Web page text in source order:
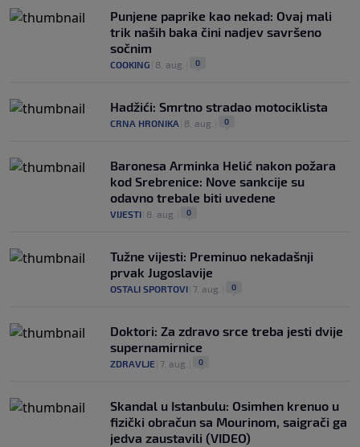
Punjene paprike kao nekad: Ovaj mali
trik naših baka čini nadjev savršeno
sočnim
COOKING 8. aug. 0
Hadžići: Smrtno stradao motociklista
CRNA HRONIKA 8. aug. 0
Baronesa Arminka Helić nakon požara
kod Srebrenice: Nove sankcije su
odavno trebale biti uvedene
VIJESTI 8. aug. 0
Tužne vijesti: Preminuo nekadašnji
prvak Jugoslavije
OSTALI SPORTOVI 7. aug. 0
Doktori: Za zdravo srce treba jesti dvije
supernamirnice
ZDRAVLJE 7. aug. 0
Skandal u Istanbulu: Osimhen krenuo u
fizički obračun sa Mourinom, saigrači ga
jedva zaustavili (VIDEO)